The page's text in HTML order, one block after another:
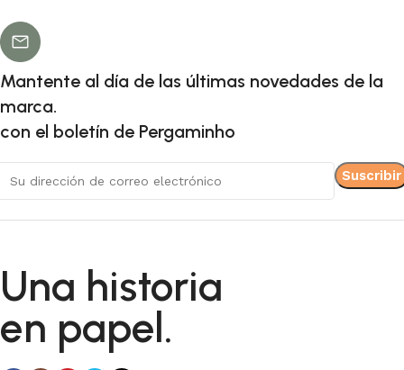
foto y comprar con tranquilidad los que les gusten. Las
tiendas online cuentan con un amplio catálogo de muebles,
tanto para el hogar como para la oficina.
La producción de muebles es una forma de
arte moderna.
Los fabricantes de muebles, al igual que los de otros
muebles elaborados por artesanos profesionales que serán
apreciados por los verdaderos conocedores de la belleza.
Hemos seleccionado para usted los mejores modelos de
artesanos modernos que han logrado combinar
ingeniosamente elegancia, calidad y funcionalidad en cada
Mantente al día de las últimas novedades de la
marca.
con el boletín de Pergaminho
Una historia
en papel.